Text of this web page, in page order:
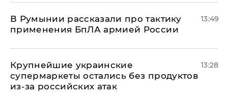
В Румынии рассказали про тактику
применения БпЛА армией России
13:49
Крупнейшие украинские
супермаркеты остались без продуктов
из-за российских атак
13:28